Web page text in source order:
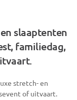
slaaptenten
familiedag,
stretch- en
of uitvaart.